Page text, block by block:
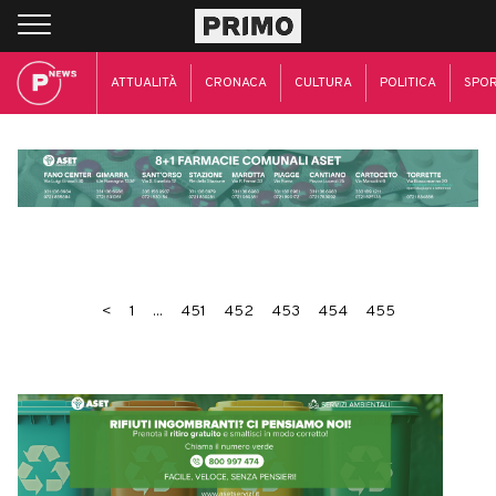
ATTUALITÀ CRONACA CULTURA POLITICA
< 1 ... 451 452 453 454 455